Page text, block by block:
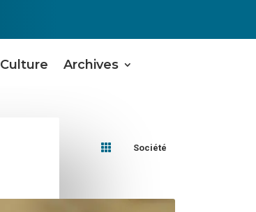
Culture Archives
 Société